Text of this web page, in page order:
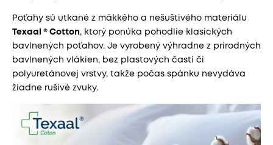
Poťahy sú utkané z mäkkého a nešuštivého materiálu
Texaal ® Cotton, ktorý ponúka pohodlie klasických
bavlnených poťahov. Je vyrobený výhradne z prírodných
bavlnených vlákien, bez plastových častí či
polyuretánovej vrstvy, takže počas spánku nevydáva
žiadne rušivé zvuky.